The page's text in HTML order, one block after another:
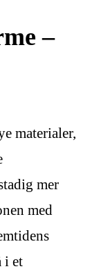
–
materialer,
mer
med
i et